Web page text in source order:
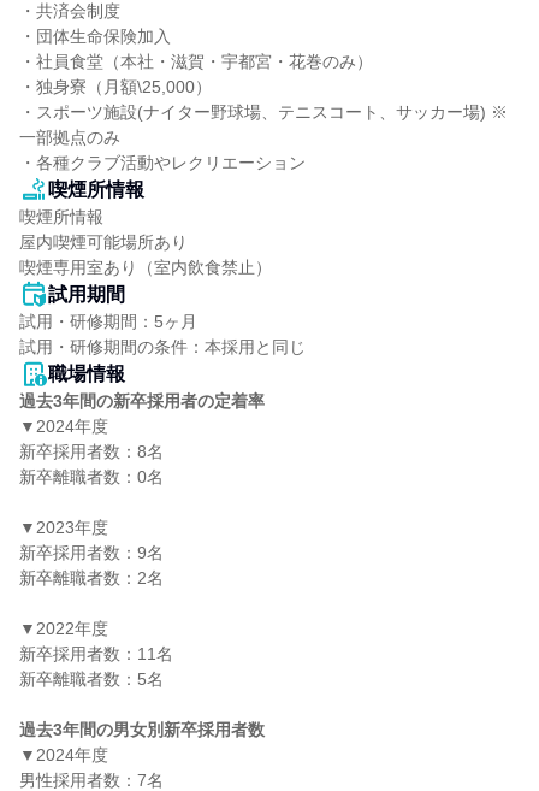
・共済会制度
・団体生命保険加入
・社員食堂（本社・滋賀・宇都宮・花巻のみ）
・独身寮（月額\25,000）
・スポーツ施設(ナイター野球場、テニスコート、サッカー場) ※
一部拠点のみ
・各種クラブ活動やレクリエーション
喫煙所情報
喫煙所情報
屋内喫煙可能場所あり
喫煙専用室あり（室内飲食禁止）
試用期間
試用・研修期間：5ヶ月
職場情報
過去3年間の新卒採用者の定着率
▼2024年度
新卒採用者数：8名
新卒離職者数：0名
▼2023年度
新卒採用者数：9名
新卒離職者数：2名
▼2022年度
新卒採用者数：11名
新卒離職者数：5名
過去3年間の男女別新卒採用者数
▼2024年度
男性採用者数：7名